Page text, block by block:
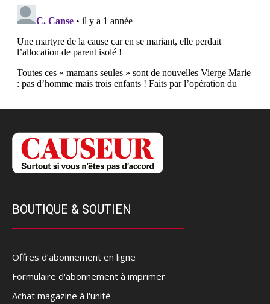
BOUTIQUE & SOUTIEN
Offres d’abonnement en ligne
Formulaire d'abonnement à imprimer
Achat magazine à l'unité